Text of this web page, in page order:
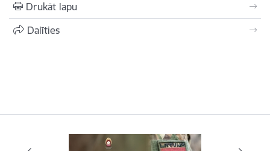
Drukāt lapu
Dalīties